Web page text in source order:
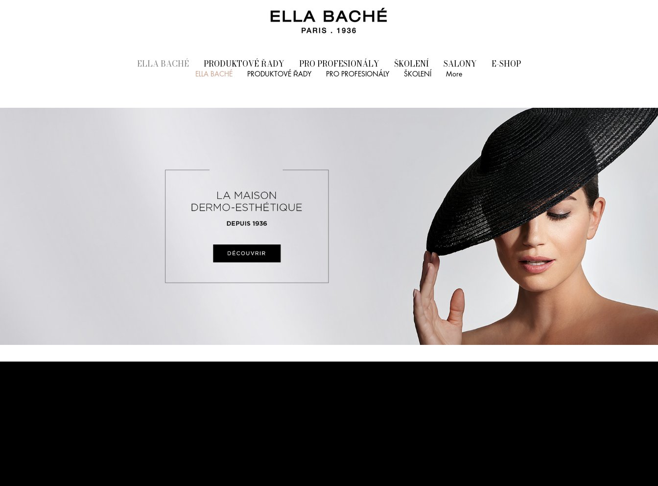
ELLA BACHÉ PRODUKTOVÉ ŘADY PRO PROFESIONÁLY ŠKOLENÍ SALONY E-SHOP
ELLA BACHÉ PRODUKTOVÉ ŘADY PRO PROFESIONÁLY ŠKOLENÍ More